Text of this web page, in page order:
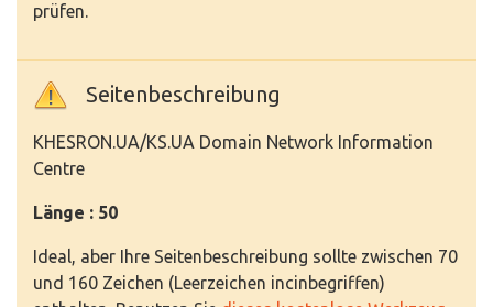
prüfen.
Seitenbeschreibung
KHESRON.UA/KS.UA Domain Network Information
Centre
Länge : 50
Ideal, aber Ihre Seitenbeschreibung sollte zwischen 70
und 160 Zeichen (Leerzeichen incinbegriffen)